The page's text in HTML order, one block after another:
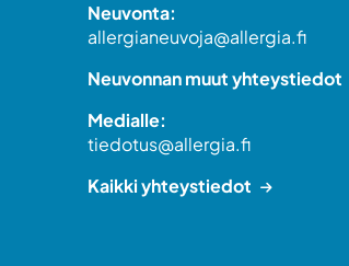
Neuvonta:
allergianeuvoja@allergia.fi
Neuvonnan muut yhteystiedot
Medialle:
tiedotus@allergia.fi
Kaikki yhteystiedot